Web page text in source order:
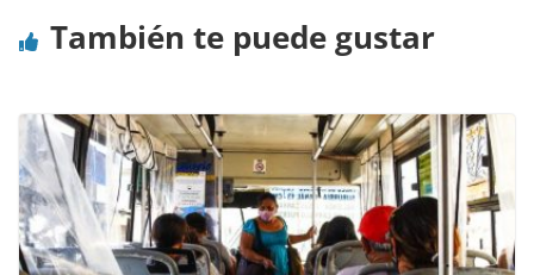
También te puede gustar